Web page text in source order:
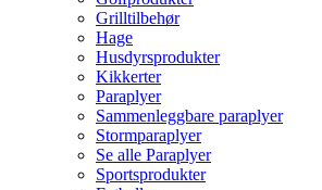
Grilltilbehør
Hage
Husdyrsprodukter
Kikkerter
Paraplyer
Sammenleggbare paraplyer
Stormparaplyer
Se alle Paraplyer
Sportsprodukter